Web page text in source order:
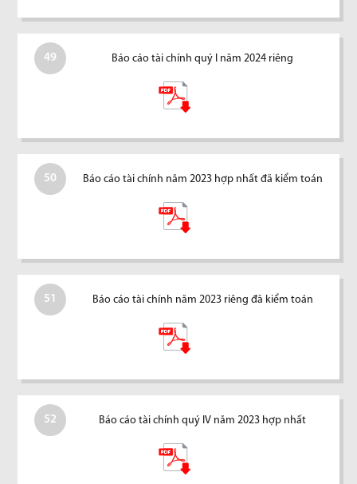
49 Báo cáo tài chính quý I năm 2024 riêng
50 Báo cáo tài chính năm 2023 hợp nhất đã kiểm toán
51 Báo cáo tài chính năm 2023 riêng đã kiểm toán
52 Báo cáo tài chính quý IV năm 2023 hợp nhất